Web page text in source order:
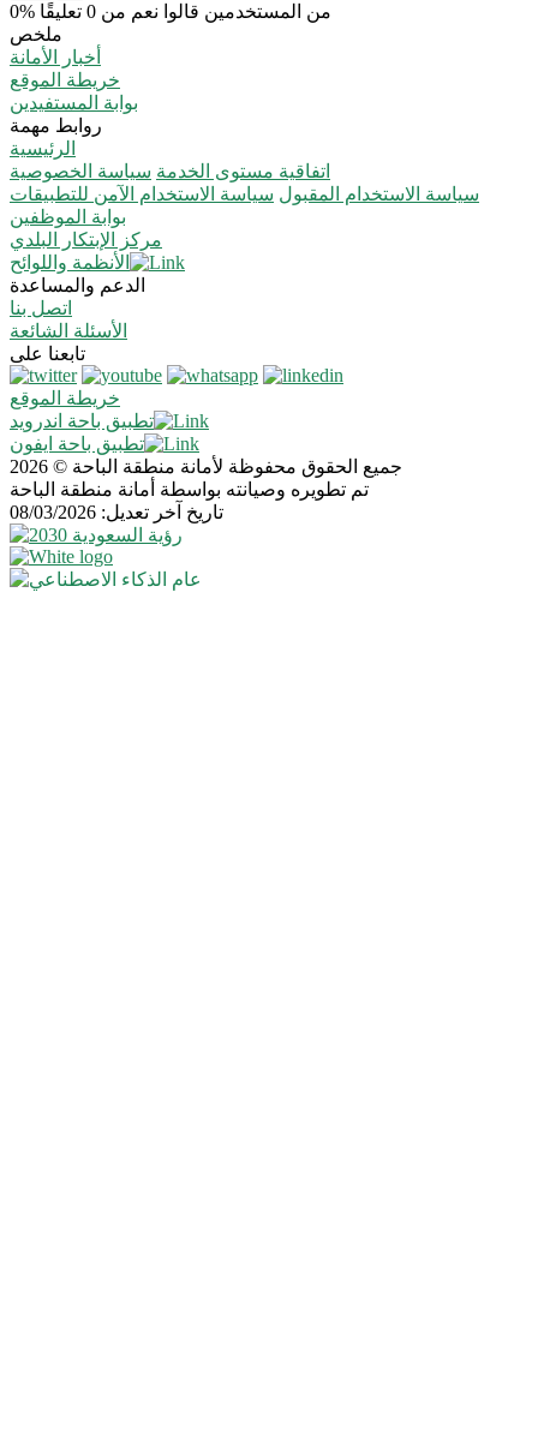
0% من المستخدمين قالوا نعم من 0 تعليقًا
ملخص
أخبار الأمانة
خريطة الموقع
بوابة المستفيدين
روابط مهمة
الرئيسية
سياسة الخصوصية اتفاقية مستوى الخدمة
سياسة الاستخدام الآمن للتطبيقات سياسة الاستخدام المقبول
بوابة الموظفين
مركز الإبتكار البلدي
الأنظمة واللوائح
الدعم والمساعدة
اتصل بنا
الأسئلة الشائعة
تابعنا على
خريطة الموقع
تطبيق باحة اندرويد
تطبيق باحة ايفون
جميع الحقوق محفوظة لأمانة منطقة الباحة © 2026
تم تطويره وصيانته بواسطة أمانة منطقة الباحة
تاريخ آخر تعديل: 08/03/2026